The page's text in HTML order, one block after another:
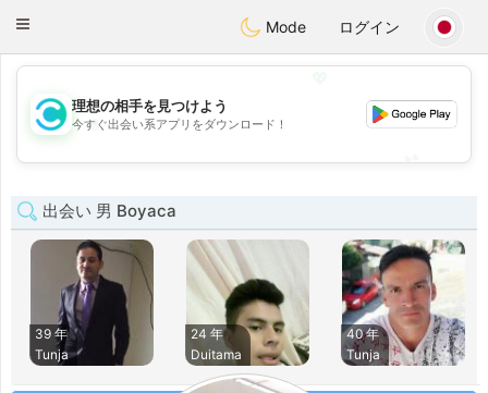
olombiaCitas
Toggle
Mode ログイン
💖
💕
理想の相手を見つけよう
今すぐ出会い系アプリをダウンロード！
出会い 男 Boyaca
39 年
Tunja
24 年
Duitama
40 年
Tunja